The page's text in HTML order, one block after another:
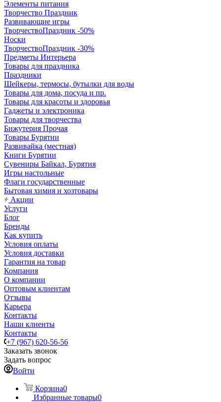
Элементы питания
Творчество Праздник
Развивающие игры
ТворчествоПраздник -50%
Носки
ТворчествоПраздник -30%
Предметы Интерьера
Товары для праздника
Праздники
Шейкеры, термосы, бутылки для воды
Товары для дома, посуда и пр.
Товары для красоты и здоровья
Гаджеты и электроника
Товары для творчества
Бижутерия Прочая
Товары Бурятии
Развивайка (местная)
Книги Бурятии
Сувениры Байкал, Бурятия
Игры настольные
Флаги государственные
Бытовая химия и хозтовары
Акции
Услуги
Блог
Бренды
Как купить
Условия оплаты
Условия доставки
Гарантия на товар
Компания
О компании
Оптовым клиентам
Отзывы
Карьера
Контакты
Наши клиенты
Контакты
+7 (967) 620-56-56
Заказать звонок
Задать вопрос
Войти
Корзина0
Избранные товары0